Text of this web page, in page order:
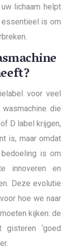
lichaam helpt
essentieel is om
voor veel
wasmachine die
D label krijgen,
is, maar omdat
is om
innoveren en
Deze evolutie
hoe we naar
kijken: de
‘goed